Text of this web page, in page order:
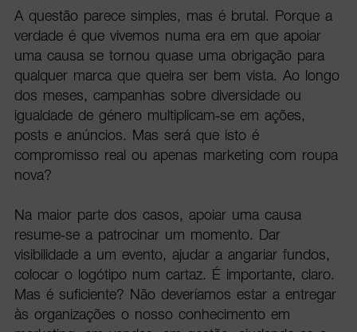
A questão parece simples, mas é brutal. Porque a
verdade é que vivemos numa era em que apoiar
uma causa se tornou quase uma obrigação para
qualquer marca que queira ser bem vista. Ao longo
dos meses, campanhas sobre diversidade ou
igualdade de género multiplicam-se em ações,
posts e anúncios. Mas será que isto é
compromisso real ou apenas marketing com roupa
nova?
Na maior parte dos casos, apoiar uma causa
resume-se a patrocinar um momento. Dar
visibilidade a um evento, ajudar a angariar fundos,
colocar o logótipo num cartaz. É importante, claro.
Mas é suficiente? Não deveríamos estar a entregar
às organizações o nosso conhecimento em